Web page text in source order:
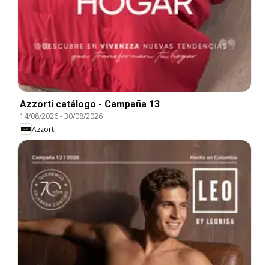
Azzorti catálogo - Campaña 13
14/08/2026-30/08/2026
Azzorti